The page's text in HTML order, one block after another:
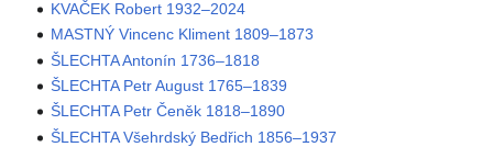
KVAČEK Robert 1932–2024
MASTNÝ Vincenc Kliment 1809–1873
ŠLECHTA Antonín 1736–1818
ŠLECHTA Petr August 1765–1839
ŠLECHTA Petr Čeněk 1818–1890
ŠLECHTA Všehrdský Bedřich 1856–1937